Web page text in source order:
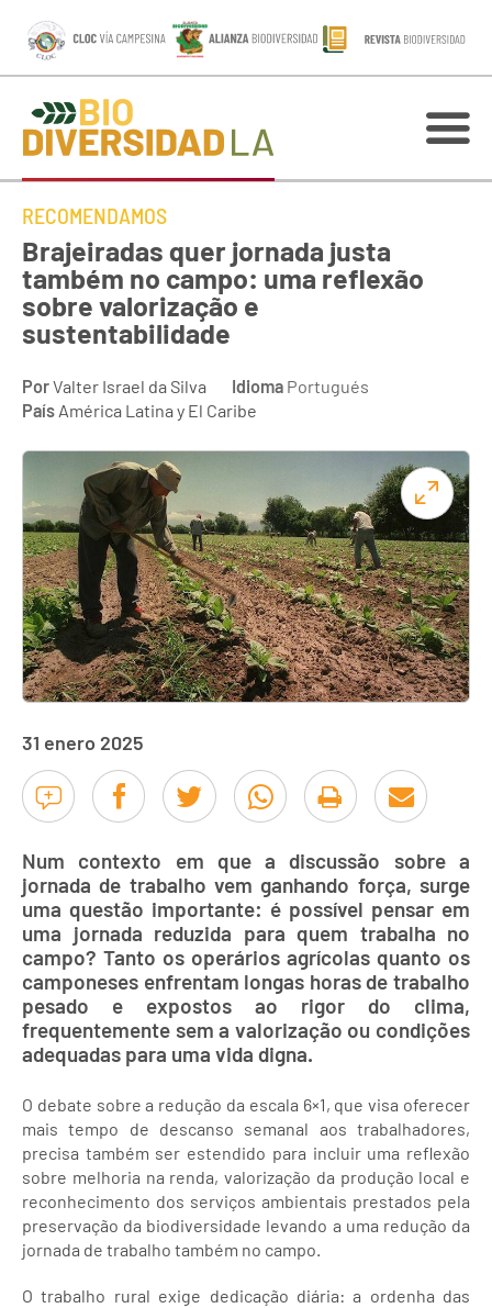
RECOMENDAMOS
Brajeiradas quer jornada justa
também no campo: uma reflexão
sobre valorização e
sustentabilidade
PorValter Israel da Silva Idioma Portugués
País América Latina y El Caribe
31 enero 2025
Num contexto em que a discussão sobre a
jornada de trabalho vem ganhando força, surge
uma questão importante: é possível pensar em
uma jornada reduzida para quem trabalha no
campo? Tanto os operários agrícolas quanto os
camponeses enfrentam longas horas de trabalho
pesado e expostos ao rigor do clima,
frequentemente sem a valorização ou condições
adequadas para uma vida digna.
O debate sobre a redução da escala 6×1, que visa oferecer
mais tempo de descanso semanal aos trabalhadores,
precisa também ser estendido para incluir uma reflexão
sobre melhoria na renda, valorização da produção local e
reconhecimento dos serviços ambientais prestados pela
preservação da biodiversidade levando a uma redução da
jornada de trabalho também no campo.
O trabalho rural exige dedicação diária: a ordenha das